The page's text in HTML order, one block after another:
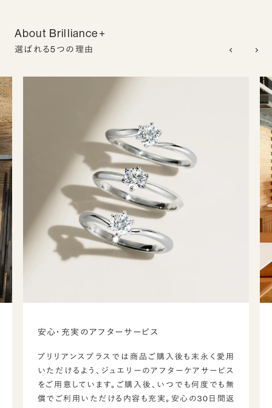
About Brilliance+
選ばれる5つの理由
安心・充実のアフターサービス
ブリリアンスプラスでは商品ご購入後も末永く愛用
いただけるよう、ジュエリーのアフターケアサービス
をご用意しています。ご購入後、いつでも何度でも無
償でご利用いただける内容も充実。安心の30日間返